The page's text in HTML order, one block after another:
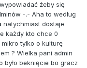
żeby się
-.- Aha to według
natychmiast dostaje
każdy kto chce 0
tylko o kulturę
? Wielka pani admin
było beknięcie bo gracz